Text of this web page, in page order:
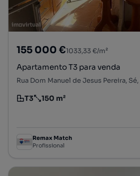
155 000 €1033,33 €/m²
Apartamento T3 para venda
Tipologia
T3
Preço por metro quadrado
150 m²
Remax Match
Profissional